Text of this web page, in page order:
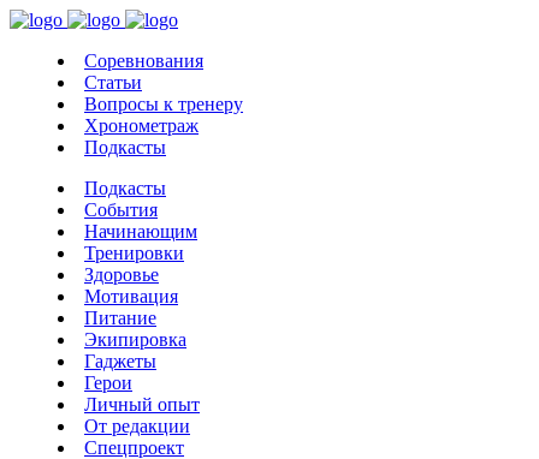
Соревнования
Статьи
Вопросы к тренеру
Хронометраж
Подкасты
Подкасты
События
Начинающим
Тренировки
Здоровье
Мотивация
Питание
Экипировка
Гаджеты
Герои
Личный опыт
От редакции
Спецпроект